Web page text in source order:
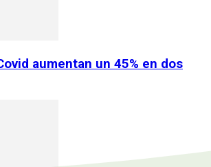
aumentan un 45% en dos